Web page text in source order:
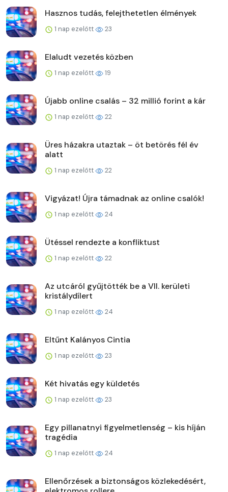
Hasznos tudás, felejthetetlen élmények
1 nap ezelőtt 23
Elaludt vezetés közben
1 nap ezelőtt 19
Újabb online csalás – 32 millió forint a kár
1 nap ezelőtt 22
Üres házakra utaztak – öt betörés fél év
alatt
1 nap ezelőtt 22
Vigyázat! Újra támadnak az online csalók!
1 nap ezelőtt 24
Ütéssel rendezte a konfliktust
1 nap ezelőtt 22
Az utcáról gyűjtötték be a VII. kerületi
kristálydílert
1 nap ezelőtt 24
Eltűnt Kalányos Cintia
1 nap ezelőtt 23
Két hivatás egy küldetés
1 nap ezelőtt 23
Egy pillanatnyi figyelmetlenség – kis híján
tragédia
1 nap ezelőtt 24
Ellenőrzések a biztonságos közlekedésért,